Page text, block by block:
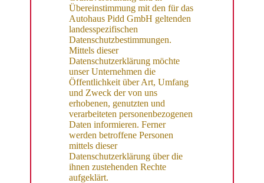
Übereinstimmung mit den für das
Autohaus Pidd GmbH geltenden
landesspezifischen
Datenschutzbestimmungen.
Mittels dieser
Datenschutzerklärung möchte
unser Unternehmen die
Öffentlichkeit über Art, Umfang
und Zweck der von uns
erhobenen, genutzten und
verarbeiteten personenbezogenen
Daten informieren. Ferner
werden betroffene Personen
mittels dieser
Datenschutzerklärung über die
ihnen zustehenden Rechte
aufgeklärt.